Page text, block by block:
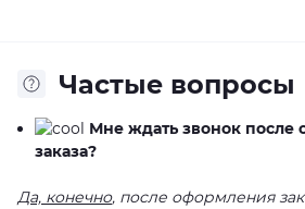
Частые вопросы
Мне ждать звонок после
заказа?
Да, конечно, после оформления